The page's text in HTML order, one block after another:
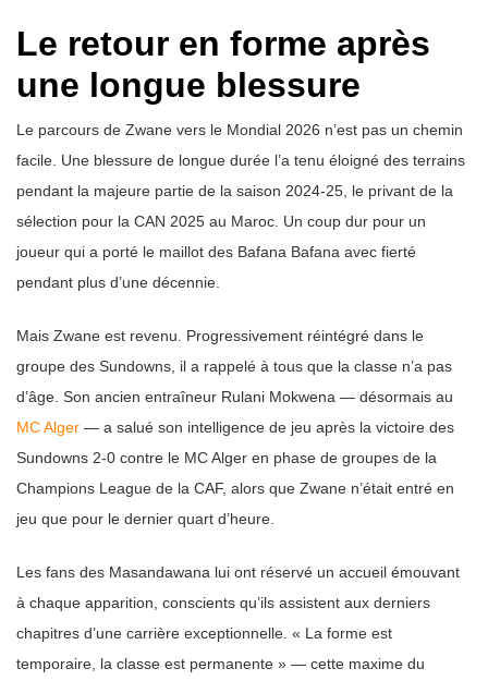
Le retour en forme après
une longue blessure
Le parcours de Zwane vers le Mondial 2026 n’est pas un chemin
facile. Une blessure de longue durée l’a tenu éloigné des terrains
pendant la majeure partie de la saison 2024-25, le privant de la
sélection pour la CAN 2025 au Maroc. Un coup dur pour un
joueur qui a porté le maillot des Bafana Bafana avec fierté
pendant plus d’une décennie.
Mais Zwane est revenu. Progressivement réintégré dans le
groupe des Sundowns, il a rappelé à tous que la classe n’a pas
d’âge. Son ancien entraîneur Rulani Mokwena — désormais au
MC Alger — a salué son intelligence de jeu après la victoire des
Sundowns 2-0 contre le MC Alger en phase de groupes de la
Champions League de la CAF, alors que Zwane n’était entré en
jeu que pour le dernier quart d’heure.
Les fans des Masandawana lui ont réservé un accueil émouvant
à chaque apparition, conscients qu’ils assistent aux derniers
chapitres d’une carrière exceptionnelle. « La forme est
temporaire, la classe est permanente » — cette maxime du